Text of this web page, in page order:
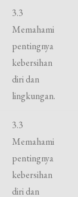
3.3
Memahami
pentingnya
kebersihan
diri dan
lingkungan.
3.3
Memahami
pentingnya
kebersihan
diri dan